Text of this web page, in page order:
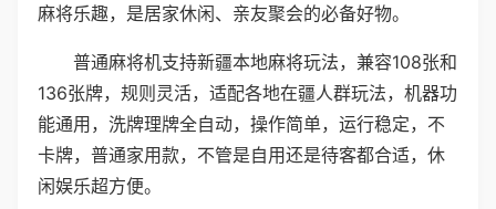
麻将乐趣，是居家休闲、亲友聚会的必备好物。
普通麻将机支持新疆本地麻将玩法，兼容108张和
136张牌，规则灵活，适配各地在疆人群玩法，机器功
能通用，洗牌理牌全自动，操作简单，运行稳定，不
卡牌，普通家用款，不管是自用还是待客都合适，休
闲娱乐超方便。